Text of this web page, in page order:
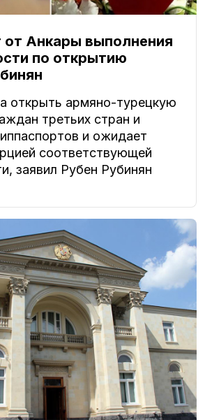
от Анкары выполнения
по открытию
открыть армяно-турецкую
третьих стран и
и ожидает
соответствующей
заявил Рубен Рубинян